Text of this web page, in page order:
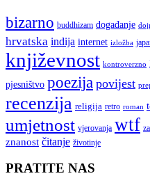
bizarno buddhizam događanje
hrvatska indija internet izložba
književnost kontroverzno
pjesništvo poezija povijest
recenzija religija retro roman
umjetnost vjerovanja wtf
znanost čitanje životinje
PRATITE NAS